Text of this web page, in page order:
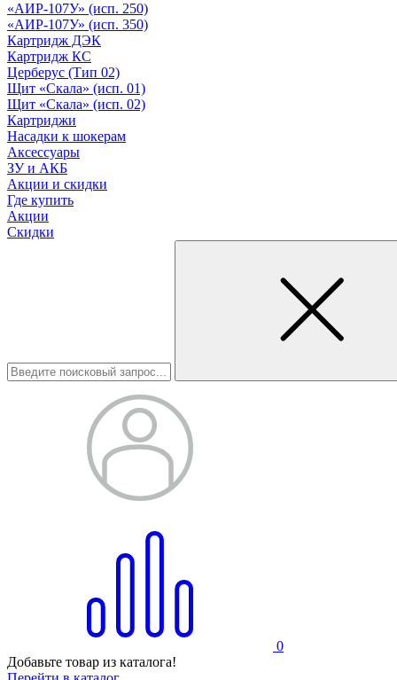
«АИР-107У» (исп. 250)
«АИР-107У» (исп. 350)
Картридж ДЭК
Картридж КС
Церберус (Тип 02)
Щит «Скала» (исп. 01)
Щит «Скала» (исп. 02)
Картриджи
Насадки к шокерам
Аксессуары
ЗУ и АКБ
Акции и скидки
Где купить
Акции
Скидки
0
Добавьте товар из каталога!